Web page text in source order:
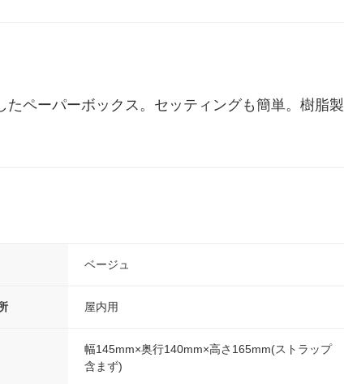
ペーパーボックス。セッティングも簡単。樹脂製
ベージュ
屋内用
幅145mm×奥行140mm×高さ165mm(ストラップ
含まず)